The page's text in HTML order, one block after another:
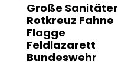
Große Sanitäter
Rotkreuz Fahne
Flagge
Feldlazarett
Bundeswehr